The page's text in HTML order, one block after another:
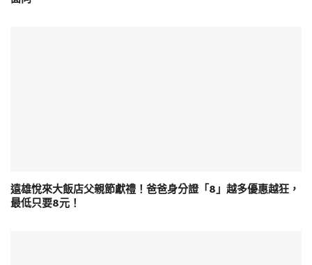
遠雄悅來大飯店父親節獻禮！爸爸身分證「8」越多優惠越狂，
最低只要8元！